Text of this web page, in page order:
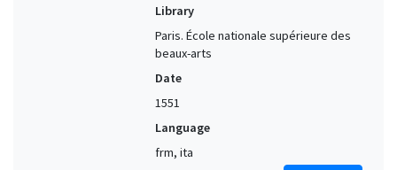
Library
Paris. École nationale supérieure des
beaux-arts
Date
1551
Language
frm, ita